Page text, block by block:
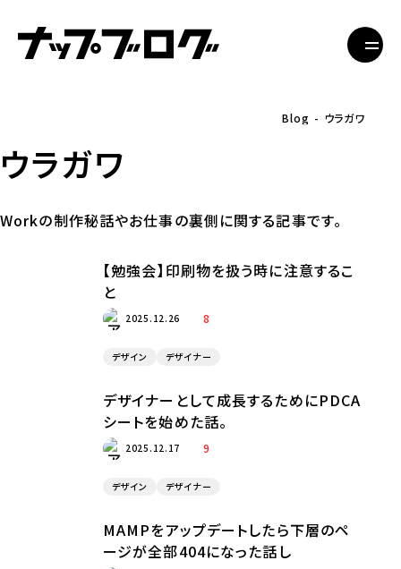
Blog ウラガワ
ウラガワ
Workの制作秘話やお仕事の裏側に関する記事です。
【勉強会】印刷物を扱う時に注意するこ
と
2025.12.26 8
デザイン デザイナー
デザイナーとして成長するためにPDCA
シートを始めた話。
2025.12.17 9
デザイン デザイナー
MAMPをアップデートしたら下層のペ
ージが全部404になった話し